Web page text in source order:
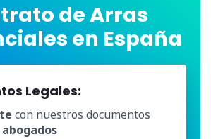
de Arras
en España
Legales:
con nuestros documentos